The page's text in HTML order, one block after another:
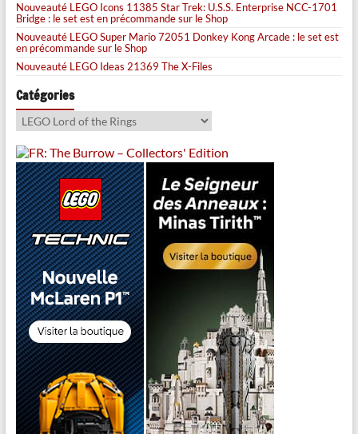
Nouveauté LEGO Icons 11385 Star Trek: U.S.S. Enterprise NCC-1701
Bridge : le set est en précommande sur le Shop
Nouveauté LEGO Super Mario 72051 Donkey Kong Arcade : le set est
en précommande sur le Shop
Nouveauté LEGO Ideas 21369 The X-Files
Catégories
Catégories